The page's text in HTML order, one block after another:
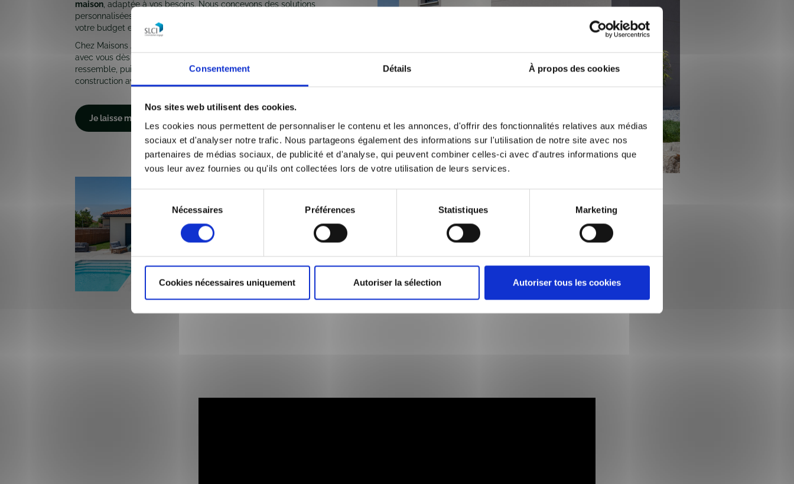
Consentement Détails À propos des cookies
Nos sites web utilisent des cookies.
Les cookies nous permettent de personnaliser le contenu et les annonces, d'offrir des fonctionnalités relatives aux médias
sociaux et d'analyser notre trafic. Nous partageons également des informations sur l'utilisation de notre site avec nos
partenaires de médias sociaux, de publicité et d'analyse, qui peuvent combiner celles-ci avec d'autres informations que
vous leur avez fournies ou qu'ils ont collectées lors de votre utilisation de leurs services.
du
consentement
Nécessaires Préférences Statistiques Marketing
Cookies nécessaires uniquement Autoriser la sélection Autoriser tous les cookies
maison , adaptée à vos besoins. Nous concevons des solutions
personnalisées qui répondent à vos attentes, tout en respectant
votre budget et les contraintes du terrain.
Chez Maisons Axial, chaque projet est unique. Nous travaillons
avec vous dès la conception pour définir un plan qui vous
ressemble, puis nous vous accompagnons tout au long de la
construction avec un suivi rigoureux et une transparence totale.
Je laisse mes coordonnées